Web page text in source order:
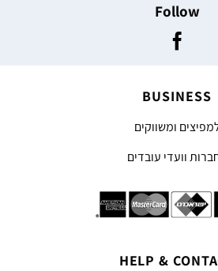
Follow
BUSINESS
ומשווקים
וועדי עובדים
HELP &